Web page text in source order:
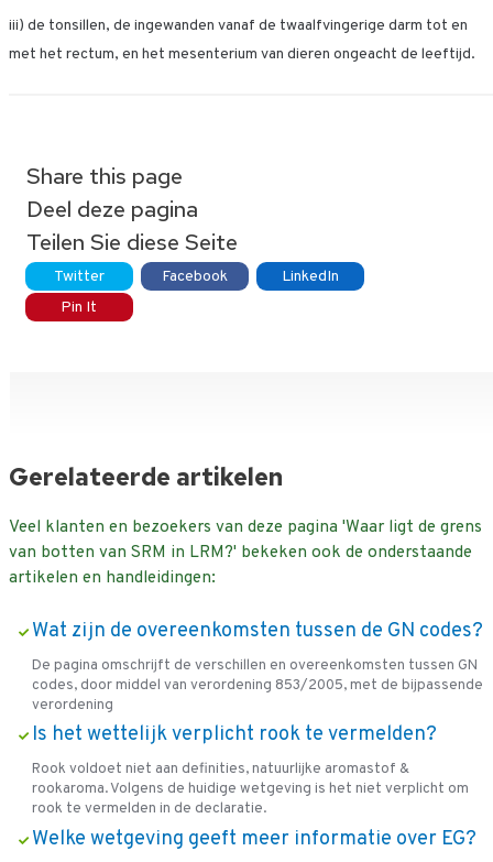
iii) de tonsillen, de ingewanden vanaf de twaalfvingerige darm tot en
met het rectum, en het mesenterium van dieren ongeacht de leeftijd.
Share this page
Deel deze pagina
Teilen Sie diese Seite
Twitter Facebook
LinkedIn
Pin It
Gerelateerde artikelen
Veel klanten en bezoekers van deze pagina 'Waar ligt de grens
van botten van SRM in LRM?' bekeken ook de onderstaande
artikelen en handleidingen:
Wat zijn de overeenkomsten tussen de GN codes?
De pagina omschrijft de verschillen en overeenkomsten tussen GN
codes, door middel van verordening 853/2005, met de bijpassende
verordening
Is het wettelijk verplicht rook te vermelden?
Rook voldoet niet aan definities, natuurlijke aromastof &
rookaroma. Volgens de huidige wetgeving is het niet verplicht om
rook te vermelden in de declaratie.
Welke wetgeving geeft meer informatie over EG?